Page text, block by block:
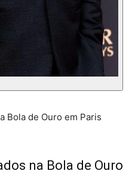
Bola de Ouro em Paris
na Bola de Ouro